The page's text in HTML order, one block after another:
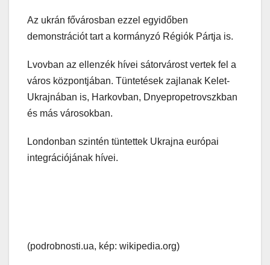
Az ukrán fővárosban ezzel egyidőben
demonstrációt tart a kormányzó Régiók Pártja is.
Lvovban az ellenzék hívei sátorvárost vertek fel a
város központjában. Tüntetések zajlanak Kelet-
Ukrajnában is, Harkovban, Dnyepropetrovszkban
és más városokban.
Londonban szintén tüntettek Ukrajna európai
integrációjának hívei.
(podrobnosti.ua, kép: wikipedia.org)